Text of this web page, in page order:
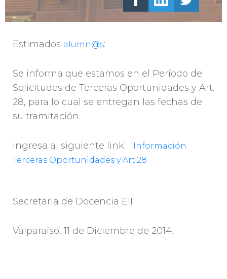
Estimados alumn@s:
Se informa que estamos en el Período de
Solicitudes de Terceras Oportunidades y Art.
28, para lo cual se entregan las fechas de
su tramitación.
Ingresa al siguiente link:
Información
Terceras Oportunidades y Art.28
Secretaria de Docencia EII
Valparaíso, 11 de Diciembre de 2014.